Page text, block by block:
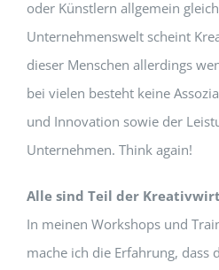
oder Künstlern allgemein
Unternehmenswelt scheint
dieser Menschen allerdings
bei vielen besteht keine
und Innovation sowie der
Unternehmen. Think again!
Alle sind Teil der
In meinen Workshops und
mache ich die Erfahrung, dass